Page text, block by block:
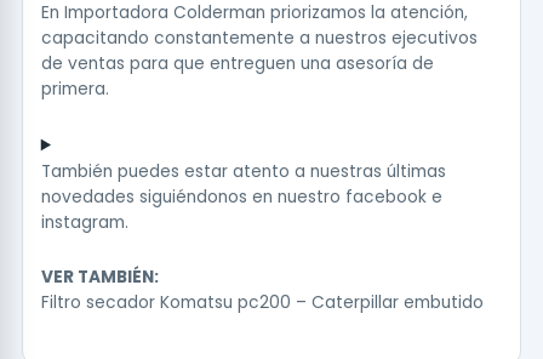
En Importadora Colderman priorizamos la atención,
capacitando constantemente a nuestros ejecutivos
de ventas para que entreguen una asesoría de
primera.
También puedes estar atento a nuestras últimas
novedades siguiéndonos en nuestro facebooke
instagram.
VER TAMBIÉN:
Filtro secador Komatsu pc200 – Caterpillar embutido